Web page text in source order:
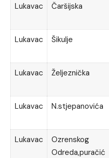
Lukavac
Čaršijska
Lukavac
Šikulje
Lukavac
Željeznička
Lukavac
N.stjepanovića
Lukavac
Ozrenskog
Odreda,puračić